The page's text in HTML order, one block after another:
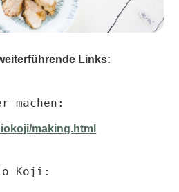
Links:
machen:
making.html
Koji: